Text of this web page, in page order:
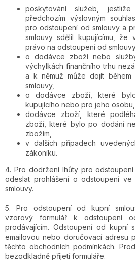
poskytování služeb,
předchozím výslovným
pro odstoupení od smlouvy a
smlouvy sdělil kupujícímu, že
právo na odstoupení od
o dodávce zboží nebo
výchylkách finančního trhu
a k němuž může dojít
smlouvy,
o dodávce zboží, které
kupujícího nebo pro jeho osobu,
dodávce zboží, které
zboží, které bylo po dodání
zbožím,
v dalších případech
zákoníku.
4. Pro dodržení lhůty pro
odeslat prohlášení o odstoupení
smlouvy.
5. Pro odstoupení od kupní
vzorový formulář k odstoupení
prodávajícím. Odstoupení od kupní
emailovou nebo doručovací adresu
těchto obchodních podmínkách.
bezodkladně přijetí formuláře.